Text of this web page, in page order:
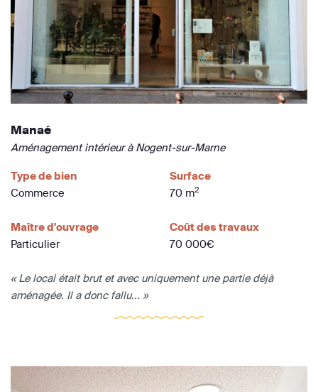
Manaé
Aménagement intérieur à Nogent-sur-Marne
Type de bien
Commerce
Surface
70 m2
Maître d'ouvrage
Particulier
Coût des travaux
70 000€
« Le local était brut et avec uniquement une partie déjà
aménagée. Il a donc fallu... »